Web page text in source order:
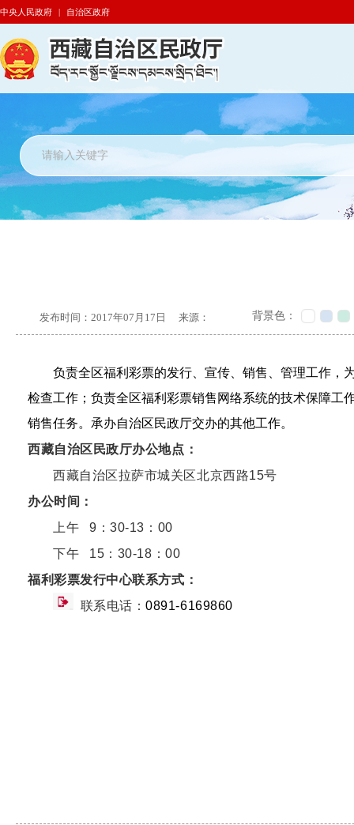
中央人民政府 | 自治区政府
发布时间： 2017年07月17日 来源： 背景色：
负责全区福利彩票的发行、宣传、销售、管理工作，
检查工作；负责全区福利彩票销售网络系统的技术保障工
销售任务。承办自治区民政厅交办的其他工作。
西藏自治区民政厅办公地点：
西藏自治区拉萨市城关区北京西路15号
办公时间：
上午 9：30-13：00
下午 15：30-18：00
福利彩票发行中心联系方式：
联系电话：0891-6169860